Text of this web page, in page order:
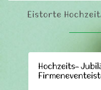
Bestellung
Eiscatering
Eistorte
Hochzeits-